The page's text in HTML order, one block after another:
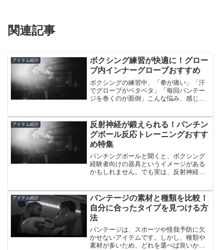
関連記事
アイテム紹介
ボクシング練習が快適に！グロー
ブ内インナーグローブおすすめ
ボクシングの練習中、「拳が痛い」「汗
でグローブがベタベタ」「毎回バンテー
ジを巻くのが面倒」こんな悩み、感じた
けるインナーグローブ。手をやさしく保
護し、汗対策にもなり、練習の快適さが
ぐっと変わります。この記事では、ボク
シング用インナーグローブの役割や選び
方を解説しつつ、楽天市場・Amazonで購
入できるおすすめ商品を厳選して紹介し
ます。初心者の方にも分かりやすくまと
めているので、ぜひ参考にしてくださ
アイテム紹介
反射神経が鍛えられる！パンチン
グボール反応トレーニングおすす
め特集
パンチングボールと聞くと、ボクシング
経験者向けの器具というイメージがある
かもしれません。でも実は、反射神経や
時間が増えた今、「運動不足を感じてい
る」「短時間でスッキリしたい」「ゲー
ム感覚で体を動かしたい」と感じていま
せんか？この記事では、そんな方に向け
て、反応トレーニングにおすすめのパン
チングボールをやさしく解説しながら紹
介します。
アイテム紹介
バンテージの素材と種類を比較！
自分に合ったタイプを見つける方
法
バンテージは、スポーツや怪我予防に欠
かせないアイテムです。しかし、種類や
素材が多いため、どれを選べば良いか迷